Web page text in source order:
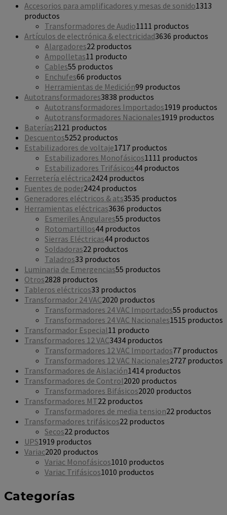
Accesorios para amplificadores y mesas de sonido1313
productos
Transformadores de Audio1111 productos
Artículos de electrónica & electricidad3636 productos
Alargadores22 productos
Ampolletas11 producto
Cables55 productos
Enchufes66 productos
Herramientas de Medición99 productos
Autotransformadores3838 productos
Autotransformadores Importados1919 productos
Autotransformadores Nacionales1919 productos
Baterías2121 productos
Descuentos5252 productos
Estabilizadores de voltaje1717 productos
Estabilizadores Monofásicos1111 productos
Estabilizadores Trifásicos44 productos
Ferretería eléctrica2424 productos
Fuentes de poder2424 productos
Generadores eléctricos & ats3535 productos
Herramientas eléctricas3636 productos
Esmeriles Angulares55 productos
Rotomartillos44 productos
Sierras Eléctricas44 productos
Soldadoras22 productos
Taladros33 productos
Luminaria de Emergencias55 productos
Otros2828 productos
Tableros eléctricos33 productos
Transformador 24 VAC2020 productos
Transformadores 24 VAC Importados55 productos
Transformadores 24 VAC Nacionales1515 productos
Transformador Especial11 producto
Transformadores 12 VAC3434 productos
Transformadores 12 VAC Importados77 productos
Transformadores 12 VAC Nacionales2727 productos
Transformadores de Aislación1414 productos
Transformadores de Control2020 productos
Transformadores Bifásicos2020 productos
Transformadores MT22 productos
Transformadores de media tension22 productos
Transformadores trifásicos22 productos
Secos22 productos
UPS1919 productos
Variac2020 productos
Variac Monofásicos1010 productos
Variac Trifásicos1010 productos
Categorías